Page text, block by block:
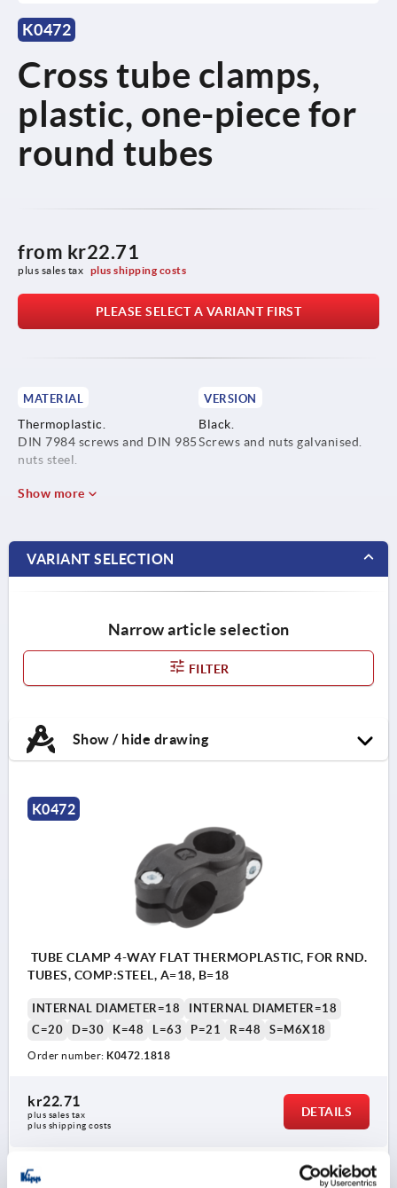
K0472
Cross tube clamps,
plastic, one-piece for
round tubes
from kr22.71
plus sales tax plus shipping costs
PLEASE SELECT A VARIANT FIRST
MATERIAL
Thermoplastic.
DIN 7984 screws and DIN 985
nuts steel.
VERSION
Black.
Screws and nuts galvanised.
Show more
VARIANT SELECTION
Narrow article selection
FILTER
Show / hide drawing
K0472
TUBE CLAMP 4-WAY FLAT THERMOPLASTIC, FOR RND.
TUBES, COMP:STEEL, A=18, B=18
INTERNAL DIAMETER=18
INTERNAL DIAMETER=18
C=20
D=30 K=48 L=63 P=21 R=48 S=M6X18
Order number: K0472.1818
kr22.71
plus sales tax
plus shipping costs
DETAILS
K0472